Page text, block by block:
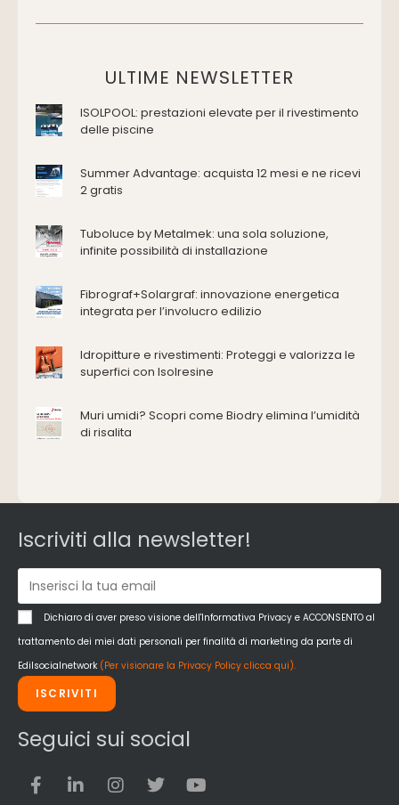
Placche di comando per wc
Domotica Ed Impianti Elettrici
Edilizia
Antincendio e sicurezza
Attrezzature manuali
Cappe d'aspirazione
Consolidamento
Deumidificazione
Energie rinnovabili
Ferramenta e fissaggi
Impianti idrici e depurazione
Impianti termici e climatizzazione
Materiali da costruzione
Pannelli
Pareti esterne e facciate
Pareti Interne
reti
Reti di adduzione gas
Sicurezza e dpi
Siderurgia
Strumenti di rilievo e misurazione
Strutture
Superfici
Teli
Veicoli multiuso
ULTIME NEWSLETTER
ISOLPOOL: prestazioni elevate per il rivestimento
delle piscine
Summer Advantage: acquista 12 mesi e ne ricevi
2 gratis
Tuboluce by Metalmek: una sola soluzione,
infinite possibilità di installazione
Fibrograf+Solargraf: innovazione energetica
integrata per l’involucro edilizio
Idropitture e rivestimenti: Proteggi e valorizza le
superfici con Isolresine
Muri umidi? Scopri come Biodry elimina l’umidità
di risalita
Iscriviti alla newsletter!
Dichiaro di aver preso visione dell'Informativa Privacy e ACCONSENTO al
trattamento dei miei dati personali per finalità di marketing da parte di
Edilsocialnetwork (Per visionare la Privacy Policy clicca qui).
ISCRIVITI
Seguici sui social